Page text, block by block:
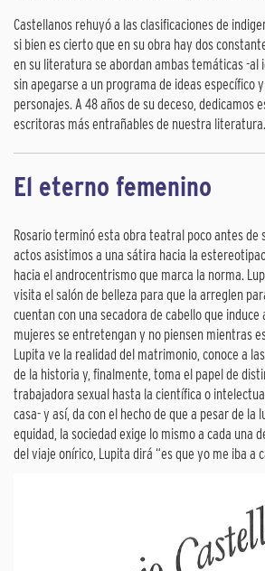
Castellanos rehuyó a las clasificaciones de
si bien es cierto que en su obra hay dos
en su literatura se abordan ambas temáticas -al
sin apegarse a un programa de ideas específico
personajes. A 48 años de su deceso, dedicamos
escritoras más entrañables de nuestra literatura.
El eterno femenino
Rosario terminó esta obra teatral poco antes de
actos asistimos a una sátira hacia la
hacia el androcentrismo que marca la norma.
visita el salón de belleza para que la arreglen
cuentan con una secadora de cabello que induce
mujeres se entretengan y no piensen mientras
Lupita ve la realidad del matrimonio, conoce a
de la historia y, finalmente, toma el papel de
trabajadora sexual hasta la científica o
casa- y así, da con el hecho de que a pesar de la
equidad, la sociedad exige lo mismo a cada una
del viaje onírico, Lupita dirá “es que yo me iba a